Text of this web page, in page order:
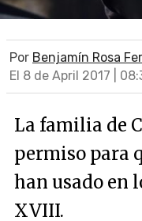
Por Benjamín Rosa
El 8 de April 2017 |
La familia de
permiso para
han usado en
XVIII.